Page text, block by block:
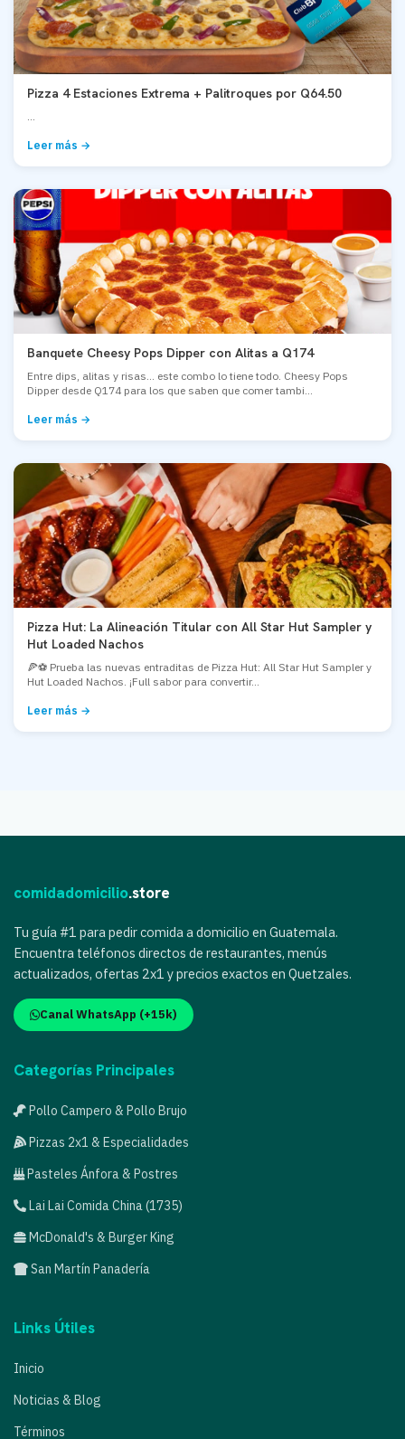
Pizza 4 Estaciones Extrema + Palitroques por Q64.50
...
Leer más →
Banquete Cheesy Pops Dipper con Alitas a Q174
Entre dips, alitas y risas... este combo lo tiene todo. Cheesy Pops
Dipper desde Q174 para los que saben que comer tambi...
Leer más →
Pizza Hut: La Alineación Titular con All Star Hut Sampler y
Hut Loaded Nachos
🍕⚽ Prueba las nuevas entraditas de Pizza Hut: All Star Hut Sampler y
Hut Loaded Nachos. ¡Full sabor para convertir...
Leer más →
comidadomicilio.store
Tu guía #1 para pedir comida a domicilio en Guatemala.
Encuentra teléfonos directos de restaurantes, menús
actualizados, ofertas 2x1 y precios exactos en Quetzales.
Canal WhatsApp (+15k)
Categorías Principales
Pollo Campero & Pollo Brujo
Pizzas 2x1 & Especialidades
Pasteles Ánfora & Postres
Lai Lai Comida China (1735)
McDonald's & Burger King
San Martín Panadería
Links Útiles
Inicio
Noticias & Blog
Términos